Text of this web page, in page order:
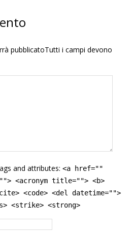
pubblicatoTutti i campi devono
and attributes: <a href=""
<acronym title=""> <b>
<code> <del datetime="">
<strike> <strong>